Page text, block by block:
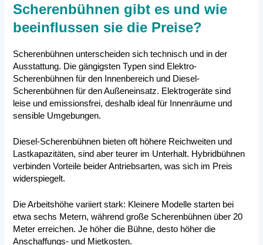
Scherenbühnen gibt es und wie
beeinflussen sie die Preise?
Scherenbühnen unterscheiden sich technisch und in der
Ausstattung. Die gängigsten Typen sind Elektro-
Scherenbühnen für den Innenbereich und Diesel-
Scherenbühnen für den Außeneinsatz. Elektrogeräte sind
leise und emissionsfrei, deshalb ideal für Innenräume und
sensible Umgebungen.
Diesel-Scherenbühnen bieten oft höhere Reichweiten und
Lastkapazitäten, sind aber teurer im Unterhalt. Hybridbühnen
verbinden Vorteile beider Antriebsarten, was sich im Preis
widerspiegelt.
Die Arbeitshöhe variiert stark: Kleinere Modelle starten bei
etwa sechs Metern, während große Scherenbühnen über 20
Meter erreichen. Je höher die Bühne, desto höher die
Anschaffungs- und Mietkosten.